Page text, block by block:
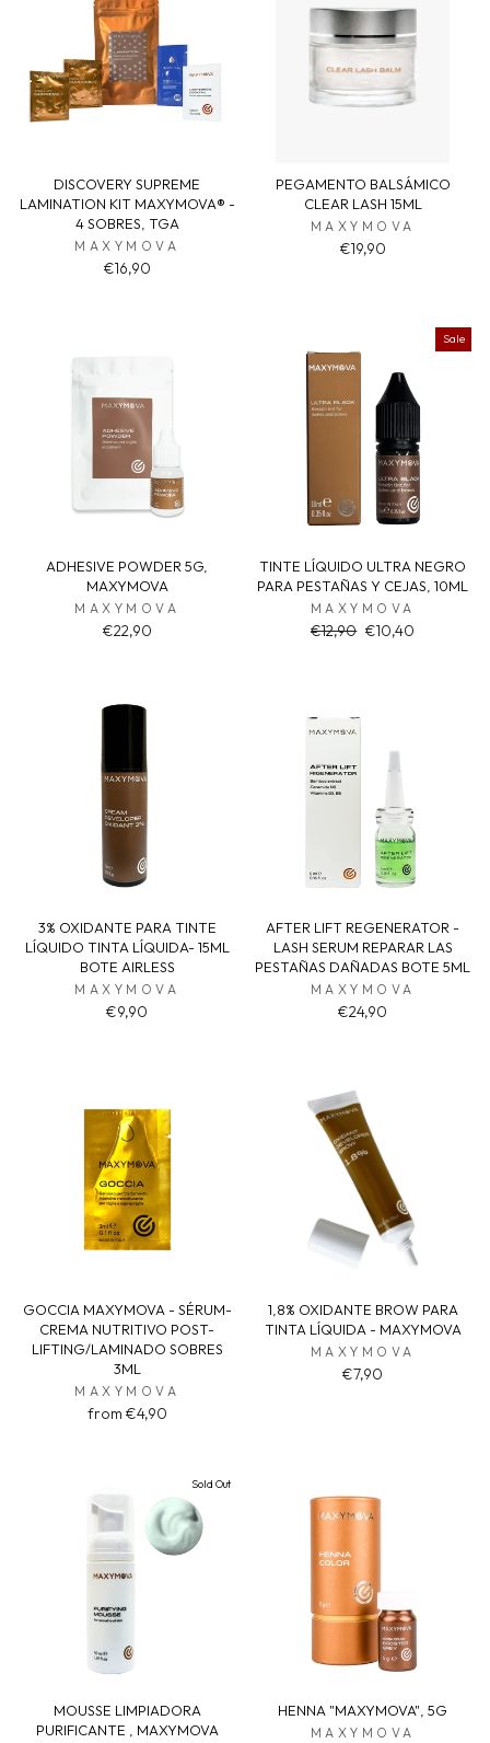
DISCOVERY SUPREME
LAMINATION KIT MAXYMOVA® -
4 SOBRES, TGA
MAXYMOVA
€16,90
PEGAMENTO BALSÁMICO
CLEAR LASH 15ML
MAXYMOVA
€19,90
ADHESIVE POWDER 5G,
MAXYMOVA
MAXYMOVA
€22,90
Sale
TINTE LÍQUIDO ULTRA NEGRO
PARA PESTAÑAS Y CEJAS, 10ML
MAXYMOVA
Regular
€12,90 Sale
€10,40
3% OXIDANTE PARA TINTE
LÍQUIDO TINTA LÍQUIDA- 15ML
BOTE AIRLESS
MAXYMOVA
€9,90
AFTER LIFT REGENERATOR -
LASH SERUM REPARAR LAS
PESTAÑAS DAÑADAS BOTE 5ML
MAXYMOVA
€24,90
GOCCIA MAXYMOVA - SÉRUM-
CREMA NUTRITIVO POST-
LIFTING/LAMINADO SOBRES
3ML
MAXYMOVA
from €4,90
1,8% OXIDANTE BROW PARA
TINTA LÍQUIDA - MAXYMOVA
MAXYMOVA
€7,90
Sold Out
MOUSSE LIMPIADORA
PURIFICANTE , MAXYMOVA
HENNA "MAXYMOVA", 5G
MAXYMOVA